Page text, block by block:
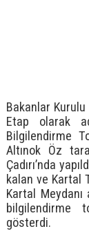
Bakanlar
Etap olarak
Bilgilendirme
Altınok Öz
Çadırı’nda
kalan ve Kartal
Kartal
bilgilendirme
gösterdi.